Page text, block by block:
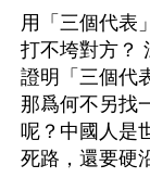
用「三個代表
打不垮對方？
證明「三個代
那爲何不另找
呢？中國人是
死路，還要硬